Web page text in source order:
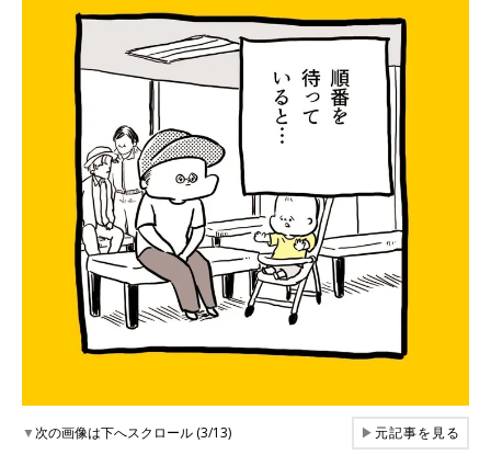
▼次の画像は下へスクロール (3/13) ▶元記事を見る